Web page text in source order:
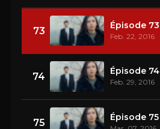
73 Épisode 73
Feb. 22, 2016
74 Épisode 74
Feb. 29, 2016
75 Épisode 75